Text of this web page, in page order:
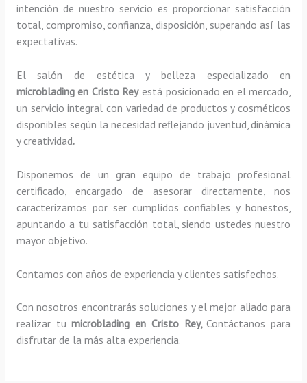
intención de nuestro servicio es proporcionar satisfacción
total, compromiso, confianza, disposición, superando así las
expectativas.
El salón de estética y belleza especializado en
microblading en Cristo Reyestá posicionado en el mercado,
un servicio integral con variedad de productos y cosméticos
disponibles según la necesidad reflejando juventud, dinámica
y creatividad.
Disponemos de un gran equipo de trabajo profesional
certificado, encargado de asesorar directamente, nos
caracterizamos por ser cumplidos confiables y honestos,
apuntando a tu satisfacción total, siendo ustedes nuestro
mayor objetivo.
Contamos con años de experiencia y clientes satisfechos.
Con nosotros encontrarás soluciones y el mejor aliado para
realizar tumicroblading en Cristo Rey,Contáctanos para
disfrutar de la más alta experiencia.